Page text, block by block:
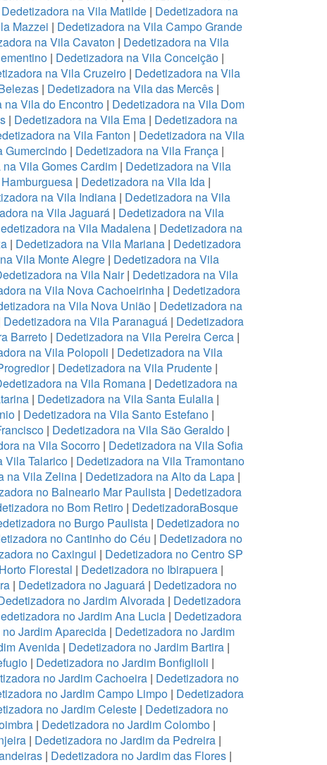
Dedetizadora na Vila Matilde| Dedetizadora na
Mazzei | Dedetizadora na Vila Campo Grande
na Vila Cavaton | Dedetizadora na Vila
| Dedetizadora na Vila Conceição|
na Vila Cruzeiro | Dedetizadora na Vila
| Dedetizadora na Vila das Mercês|
na Vila do Encontro | Dedetizadora na Vila Dom
| Dedetizadora na Vila Ema | Dedetizadora na
na Vila Fanton | Dedetizadora na Vila
Gumercindo | Dedetizadora na Vila França |
Vila Gomes Cardim | Dedetizadora na Vila
| Dedetizadora na Vila Ida|
na Vila Indiana | Dedetizadora na Vila
na Vila Jaguará | Dedetizadora na Vila
na Vila Madalena| Dedetizadora na
| Dedetizadora na Vila Mariana| Dedetizadora
Vila Monte Alegre| Dedetizadora na Vila
na Vila Nair| Dedetizadora na Vila
na Vila Nova Cachoeirinha| Dedetizadora
na Vila Nova União | Dedetizadora na
Dedetizadora na Vila Paranaguá | Dedetizadora
Barreto | Dedetizadora na Vila Pereira Cerca |
na Vila Polopoli | Dedetizadora na Vila
| Dedetizadora na Vila Prudente|
na Vila Romana | Dedetizadora na
| Dedetizadora na Vila Santa Eulalia |
| Dedetizadora na Vila Santo Estefano |
| Dedetizadora na Vila São Geraldo |
na Vila Socorro | Dedetizadora na Vila Sofia
Vila Talarico | Dedetizadora na Vila Tramontano
na Vila Zelina| Dedetizadora na Alto da Lapa|
no Balneario Mar Paulista| Dedetizadora
no Bom Retiro| DedetizadoraBosque
no Burgo Paulista| Dedetizadora no
no Cantinho do Céu | Dedetizadora no
no Caxingui | Dedetizadora no Centro SP
Florestal | Dedetizadora no Ibirapuera|
| Dedetizadora no Jaguará | Dedetizadora no
no Jardim Alvorada | Dedetizadora
no Jardim Ana Lucia | Dedetizadora
Jardim Aparecida | Dedetizadora no Jardim
Avenida| Dedetizadora no Jardim Bartira|
| Dedetizadora no Jardim Bonfiglioli |
no Jardim Cachoeira| Dedetizadora no
no Jardim Campo Limpo | Dedetizadora
no Jardim Celeste| Dedetizadora no
| Dedetizadora no Jardim Colombo|
| Dedetizadora no Jardim da Pedreira|
| Dedetizadora no Jardim das Flores |